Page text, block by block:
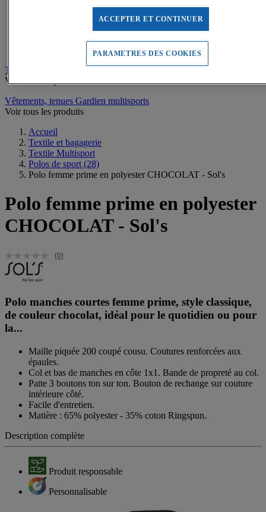
Maillots de bain, combinaisons de natation
Pantalons, Collants de sport
Tee-shirts personnalisables
Voir tous les produits
Vêtements, tenues Gardien multisports
Voir tous les produits
Accueil
Textile et bagagerie
Textile Multisport
Polos de sport (28)
Polo femme prime en polyester CHOCOLAT - Sol's
Polo femme prime en polyester
CHOCOLAT - Sol's
(0)
Polo manches courtes femme prime, style classique,
de couleur chocolat, idéal pour le quotidien ou pour
la...
Maille piquée 200 coupé cousu. Coutures renforcées aux
épaules.
Col et bas de manches en côte 1x1. Bande de propreté au col.
Patte 3 boutons ton sur ton. Bouton de rechange sur couture
intérieure côté.
Facile d'entretien.
Matière : 65% polyester - 35% coton Ringspun.
Description complète
Produit responsable
Personnalisable
ACCEPTER ET CONTINUER
PARAMETRES DES COOKIES